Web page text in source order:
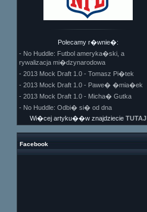
Polecamy r�wnie�:
- No Huddle: Futbol ameryka�ski, a
rywalizacja mi�dzynarodowa
- 2013 Mock Draft 1.0 - Tomasz Pi�tek
- 2013 Mock Draft 1.0 - Pawe� �mia�ek
- 2013 Mock Draft 1.0 - Micha� Gutka
- No Huddle: Odbi� si� od dna
Wi�cej artyku��w znajdziecie TUTAJ
Facebook